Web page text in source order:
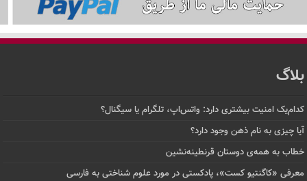
بلاگ
کدام‌یک امنیت بیشتری دارد: واتس‌اپ، تلگرام یا سیگنال؟
آیا چیزی به نام ذهن وجود دارد؟
خطاب به همه‌ی دوستان قرنطینه‌نشین
معرفی «کاگنتیو کست»، پادکستی در مورد علوم شناختی به فارسی